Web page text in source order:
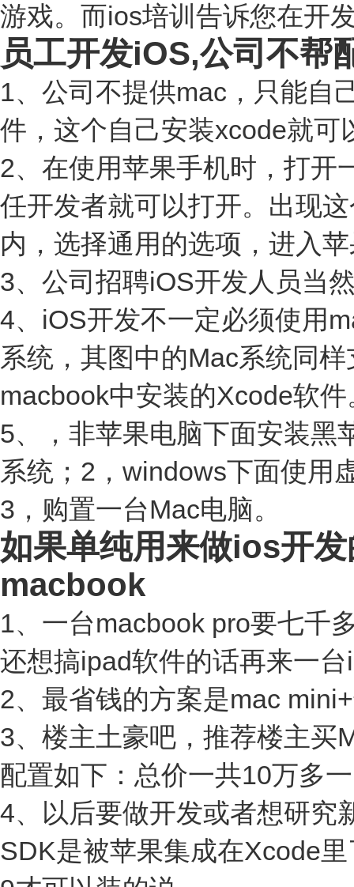
游戏。而ios培训告诉您在开
员工开发iOS,公司不帮
1、公司不提供mac，只能自
件，这个自己安装xcode就可
2、在使用苹果手机时，打开
任开发者就可以打开。出现
内，选择通用的选项，进入
3、公司招聘iOS开发人员当
4、iOS开发不一定必须使用
系统，其图中的Mac系统同
macbook中安装的Xcode软件
5、，非苹果电脑下面安装黑
系统；2，windows下面使用
3，购置一台Mac电脑。
如果单纯用来做ios开
macbook
1、一台macbook pro要七千
还想搞ipad软件的话再来一
2、最省钱的方案是mac
3、楼主土豪吧，推荐楼主买
配置如下：总价一共10万多
4、以后要做开发或者想研究
SDK是被苹果集成在Xcode